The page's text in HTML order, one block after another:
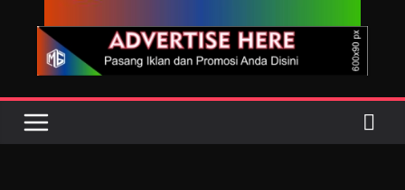
Sebenarnya Sedang Melindungi Siapa?